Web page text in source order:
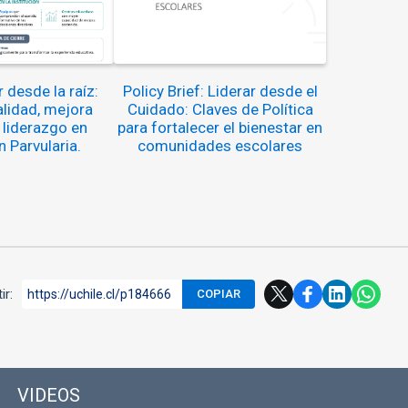
desde la raíz:
mejora
en
Parvularia.
Policy Brief: Liderar desde el
Cuidado: Claves de Política
para fortalecer el bienestar en
comunidades escolares
https://uchile.cl/p184666 COPIAR
VIDEOS